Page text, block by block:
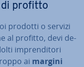
di profitto
prodotti o servizi
al profitto, devi de­
im­pren­di­to­ri
ai margini